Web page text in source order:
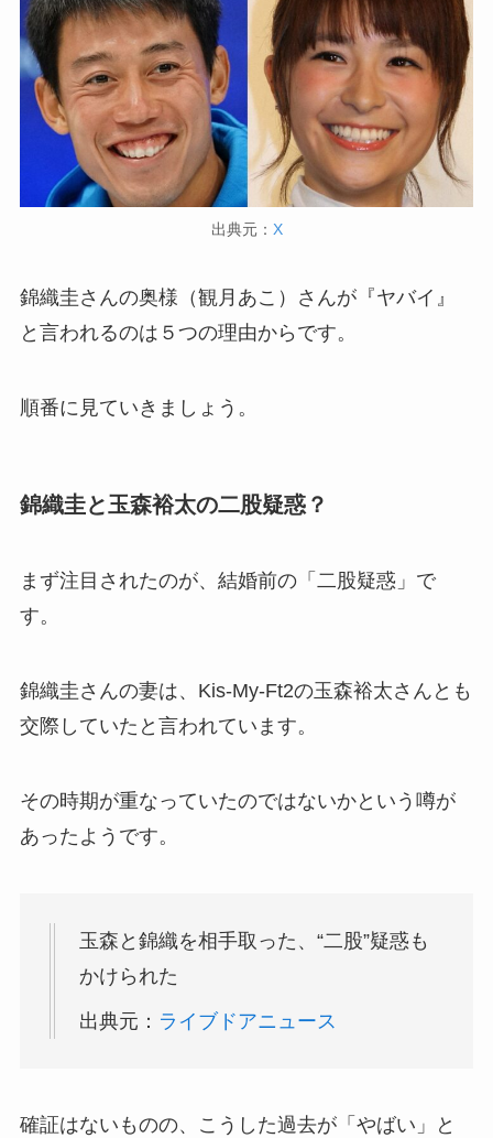
出典元： X
錦織圭さんの奥様（観月あこ）さんが『ヤバイ』
と言われるのは５つの理由からです。
順番に見ていきましょう。
錦織圭と玉森裕太の二股疑惑？
まず注目されたのが、結婚前の「二股疑惑」で
す。
錦織圭さんの妻は、Kis-My-Ft2の玉森裕太さんとも
交際していたと言われています。
その時期が重なっていたのではないかという噂が
あったようです。
玉森と錦織を相手取った、“二股”疑惑も
かけられた
出典元： ライブドアニュース
確証はないものの、こうした過去が「やばい」と